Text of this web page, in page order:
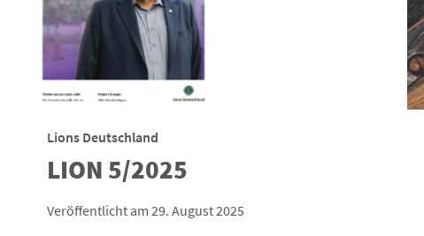
Lions Deutschland
LION 5/2025
Veröffentlicht am 29. August 2025